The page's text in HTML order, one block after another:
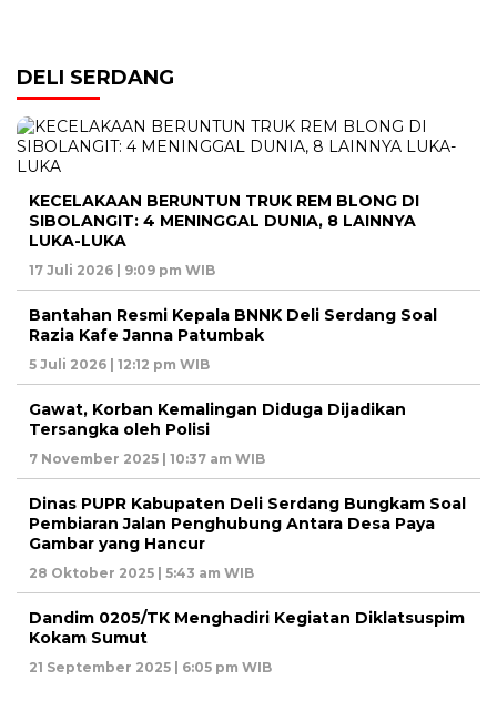
DELI SERDANG
KECELAKAAN BERUNTUN TRUK REM BLONG DI
SIBOLANGIT: 4 MENINGGAL DUNIA, 8 LAINNYA
LUKA-LUKA
17 Juli 2026 | 9:09 pm WIB
Bantahan Resmi Kepala BNNK Deli Serdang Soal
Razia Kafe Janna Patumbak
5 Juli 2026 | 12:12 pm WIB
Gawat, Korban Kemalingan Diduga Dijadikan
Tersangka oleh Polisi
7 November 2025 | 10:37 am WIB
Dinas PUPR Kabupaten Deli Serdang Bungkam Soal
Pembiaran Jalan Penghubung Antara Desa Paya
Gambar yang Hancur
28 Oktober 2025 | 5:43 am WIB
Dandim 0205/TK Menghadiri Kegiatan Diklatsuspim
Kokam Sumut
21 September 2025 | 6:05 pm WIB